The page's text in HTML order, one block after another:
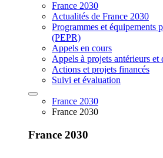
France 2030
Actualités de France 2030
Programmes et équipements
(PEPR)
Appels en cours
Appels à projets antérieurs et
Actions et projets financés
Suivi et évaluation
France 2030
France 2030
France 2030